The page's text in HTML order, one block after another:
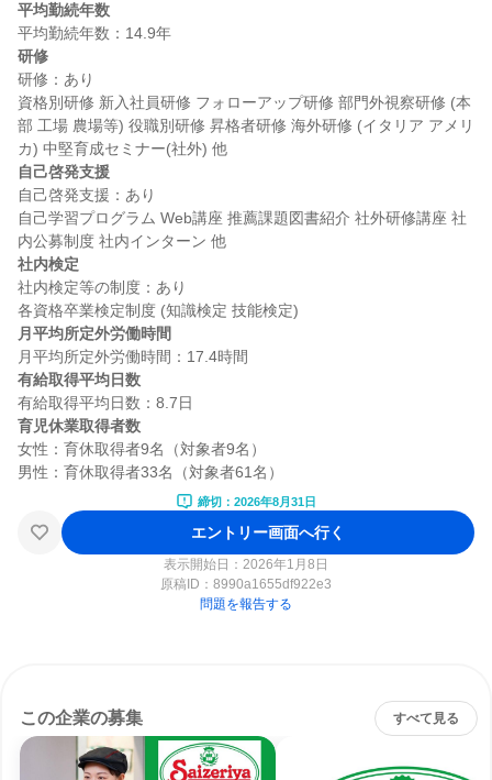
平均勤続年数
研修
研修：あり
資格別研修 新入社員研修 フォローアップ研修 部門外視察研修 (本
部 工場 農場等) 役職別研修 昇格者研修 海外研修 (イタリア アメリ
自己啓発支援
自己啓発支援：あり
自己学習プログラム Web講座 推薦課題図書紹介 社外研修講座 社
社内検定
社内検定等の制度：あり
月平均所定外労働時間
有給取得平均日数
育児休業取得者数
女性：育休取得者9名（対象者9名）
締切：2026年8月31日
エントリー画面へ行く
表示開始日：2026年1月8日
原稿ID： 8990a1655df922e3
問題を報告する
この企業の募集 すべて見る